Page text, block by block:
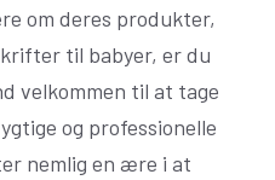
om deres produkter,
til babyer, er du
velkommen til at tage
og professionelle
nemlig en ære i at